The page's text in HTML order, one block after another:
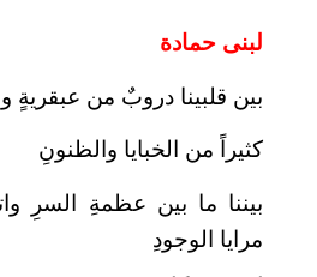
لبنى حمادة
بين قلبينا دروبٌ من عبقريةٍ
كثيراً من الخبايا والظنونِ
بيننا ما بين عظمةِ السرِ
مرايا الوجودِ